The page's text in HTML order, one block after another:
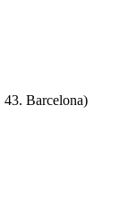
Barcelona)